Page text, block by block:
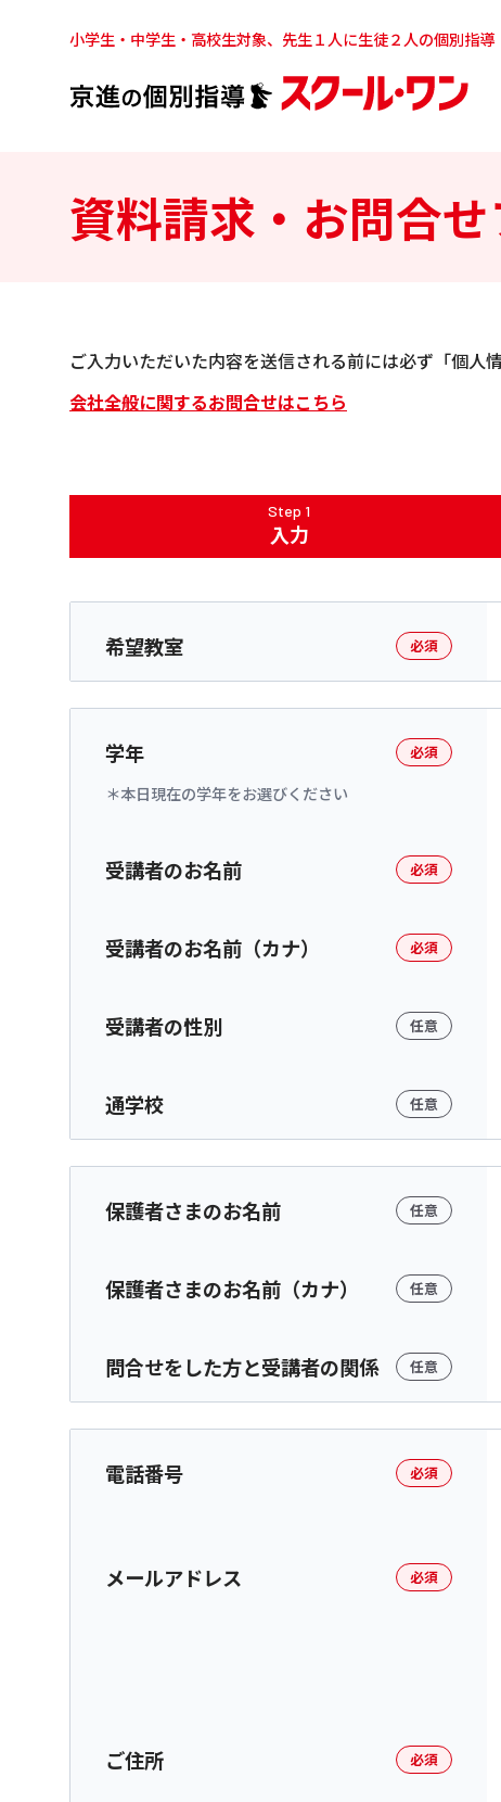
小学生・中学生・高校生対象、先生１人に生徒２人の個別指導
資料請求・お問合
ご入力いただいた内容を送信される前には必ず「個人
会社全般に関するお問合せはこちら
Step 1
入力
希望教室 必須
学年 必須
本日現在の学年をお選びください
受講者のお名前 必須
受講者のお名前（カナ） 必須
受講者の性別 任意
通学校 任意
保護者さまのお名前 任意
保護者さまのお名前（カナ） 任意
問合せをした方と受講者の関係 任意
電話番号 必須
メールアドレス 必須
ご住所 必須